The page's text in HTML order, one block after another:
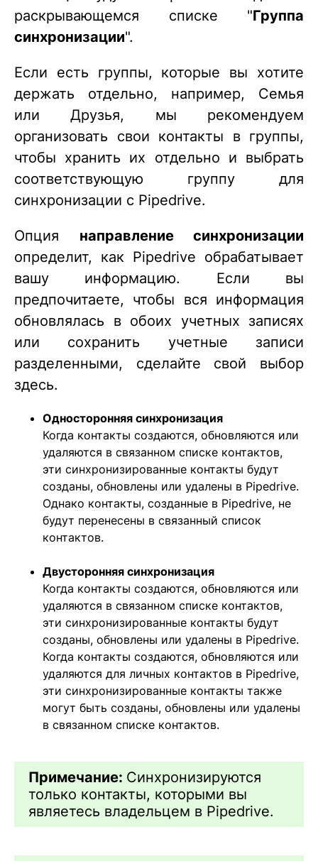
раскрывающемся списке "Группа
синхронизации".
Если есть группы, которые вы хотите
держать отдельно, например, Семья
или Друзья, мы рекомендуем
организовать свои контакты в группы,
чтобы хранить их отдельно и выбрать
соответствующую группу для
синхронизации с Pipedrive.
Опция направление синхронизации
определит, как Pipedrive обрабатывает
вашу информацию. Если вы
предпочитаете, чтобы вся информация
обновлялась в обоих учетных записях
или сохранить учетные записи
разделенными, сделайте свой выбор
здесь.
Односторонняя синхронизация
Когда контакты создаются, обновляются или
удаляются в связанном списке контактов,
эти синхронизированные контакты будут
созданы, обновлены или удалены в Pipedrive.
Однако контакты, созданные в Pipedrive, не
будут перенесены в связанный список
контактов.
Двусторонняя синхронизация
Когда контакты создаются, обновляются или
удаляются в связанном списке контактов,
эти синхронизированные контакты будут
созданы, обновлены или удалены в Pipedrive.
Когда контакты создаются, обновляются или
удаляются для личных контактов в Pipedrive,
эти синхронизированные контакты также
могут быть созданы, обновлены или удалены
в связанном списке контактов.
Примечание: Синхронизируются
только контакты, которыми вы
являетесь владельцем в Pipedrive.